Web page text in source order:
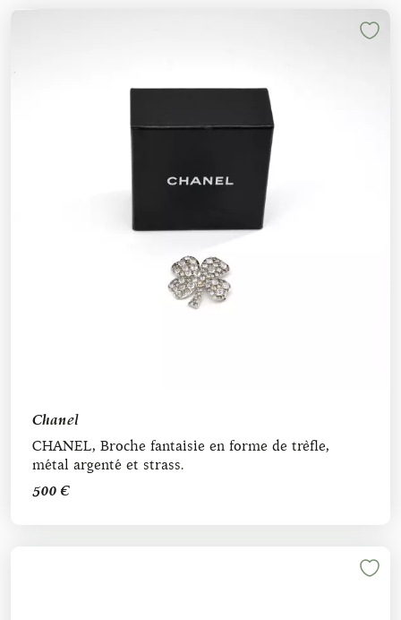
Chanel
CHANEL, Broche fantaisie en forme de trèfle,
métal argenté et strass.
500 €